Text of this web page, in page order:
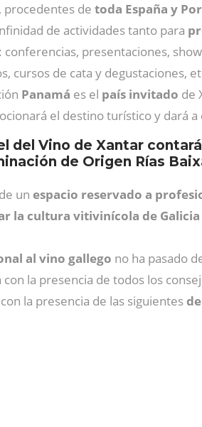
procedentes de toda España y
de actividades tanto para
: conferencias, presentaciones,
cursos de cata y degustaciones,
Panamá es el país invitado de
el destino turístico y dará
del Vino de Xantar
de Origen Rías
un espacio reservado a
la cultura vitivinícola de Galicia
al vino gallego no ha pasado
la presencia de todos los
la presencia de las siguientes